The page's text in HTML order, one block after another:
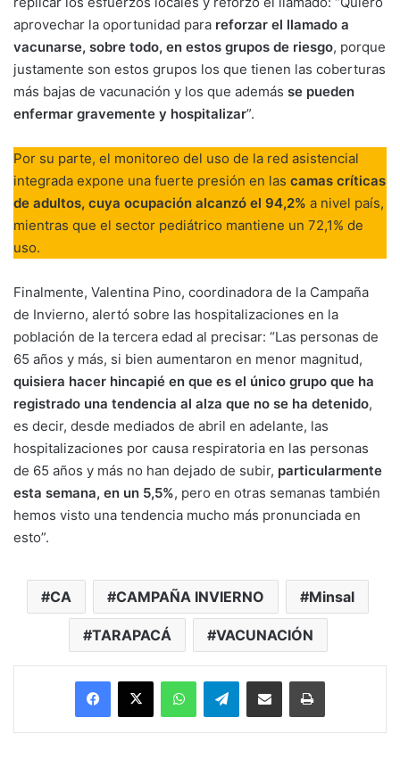
aprovechar la oportunidad para reforzar el llamado a
vacunarse, sobre todo, en estos grupos de riesgo, porque
justamente son estos grupos los que tienen las coberturas
más bajas de vacunación y los que además se pueden
enfermar gravemente y hospitalizar”.
Por su parte, el monitoreo del uso de la red asistencial
integrada expone una fuerte presión en las camas críticas
de adultos, cuya ocupación alcanzó el 94,2% a nivel país,
mientras que el sector pediátrico mantiene un 72,1% de
uso.
Finalmente, Valentina Pino, coordinadora de la Campaña
de Invierno, alertó sobre las hospitalizaciones en la
población de la tercera edad al precisar: “Las personas de
65 años y más, si bien aumentaron en menor magnitud,
quisiera hacer hincapié en que es el único grupo que ha
registrado una tendencia al alza que no se ha detenido,
es decir, desde mediados de abril en adelante, las
hospitalizaciones por causa respiratoria en las personas
de 65 años y más no han dejado de subir, particularmente
esta semana, en un 5,5%, pero en otras semanas también
hemos visto una tendencia mucho más pronunciada en
esto”.
CA CAMPAÑA INVIERNO Minsal
TARAPACÁ VACUNACIÓN
Facebook
X WhatsAppTelegramEnviar vía email Imprimir